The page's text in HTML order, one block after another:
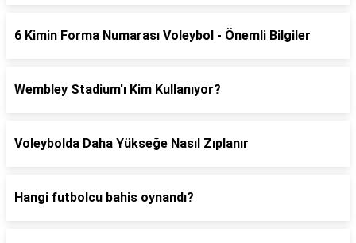
6 Kimin Forma Numarası Voleybol - Önemli Bilgiler
Wembley Stadium'ı Kim Kullanıyor?
Voleybolda Daha Yükseğe Nasıl Zıplanır
Hangi futbolcu bahis oynandı?